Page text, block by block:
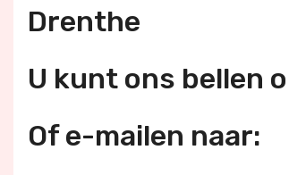
Drenthe
U kunt ons bellen
Of e-mailen naar: